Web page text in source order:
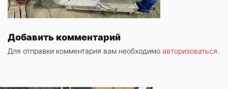
Добавить комментарий
Для отправки комментария вам необходимо авторизоваться.